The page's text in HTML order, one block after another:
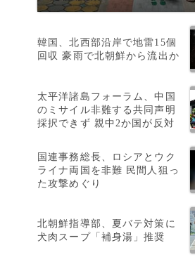
韓国、北西部沿岸で地雷15個
回収 豪雨で北朝鮮から流出か
太平洋諸島フォーラム、中国
のミサイル非難する共同声明
採択できず 親中2か国が反対
国連事務総長、ロシアとウク
ライナ両国を非難 民間人狙っ
た攻撃めぐり
北朝鮮指導部、夏バテ対策に
犬肉スープ「補身湯」推奨